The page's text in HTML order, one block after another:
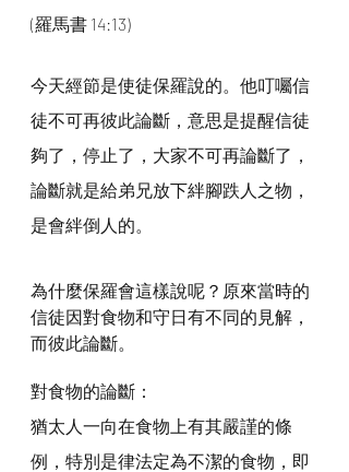
(羅馬書 14:13)
今天經節是使徒保羅說的。他叮囑信
徒不可再彼此論斷，意思是提醒信徒
夠了，停止了，大家不可再論斷了，
論斷就是給弟兄放下絆腳跌人之物，
是會絆倒人的。
為什麼保羅會這樣說呢？原來當時的
信徒因對食物和守日有不同的見解，
而彼此論斷。
對食物的論斷：
猶太人一向在食物上有其嚴謹的條
例，特別是律法定為不潔的食物，即